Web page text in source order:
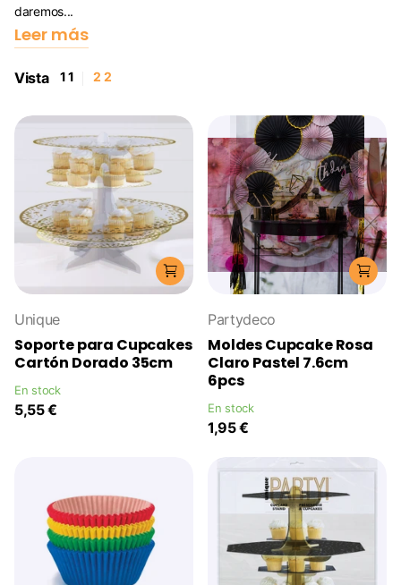
daremos...
Leer más
Vista 11 2 2
Unique
Soporte para Cupcakes
Cartón Dorado 35cm
En stock
5,55 €
Partydeco
Moldes Cupcake Rosa
Claro Pastel 7.6cm
6pcs
En stock
1,95 €